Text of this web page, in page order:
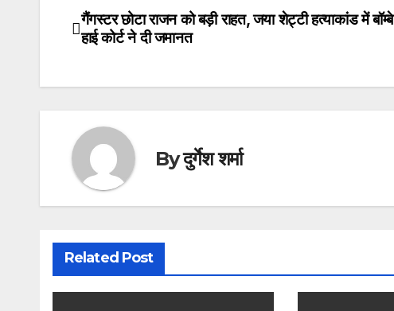
Post
गैंगस्टर छोटा राजन को बड़ी राहत, जया शेट्टी हत्याकांड में बॉम्बे
हाई कोर्ट ने दी जमानत
Byदुर्गेश शर्मा
Related Post